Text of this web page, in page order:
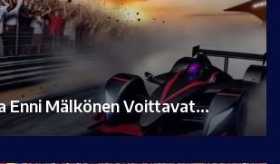
Enni Mälkönen Voittavat…